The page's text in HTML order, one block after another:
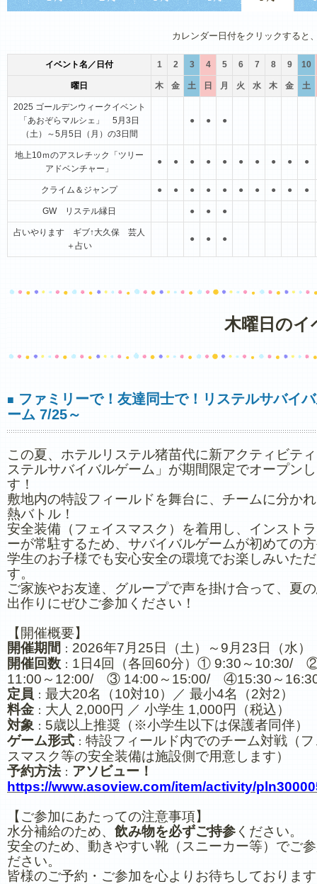
カレンダー日付をクリックすると
イベント名／日付 1 2 3 4 5 6 7 8 9 10
曜日 木 金 土 日 月 火 水 木 金 土
2025 ゴールデンウィークイベント
「あおぞらマルシェ」 5月3日
（土）～5月5日（月）の3日間
● ● ●
地上10ｍのアスレチック「ツリー
アドベンチャー」
● ● ● ● ● ● ● ● ● ●
クライム＆ジャンプ ● ● ● ● ● ● ● ● ● ●
GW リステル縁日 ● ● ●
占いやります ギブ↑大久保 芸人
＋占い
● ● ●
木曜日の
■ ファミリーで！友達同士で！リステルサバイ
ーム 7/25～
この夏、ホテルリステル猪苗代に新アクティビテ
ステルサバイバルゲーム」が期間限定でオープン
す！
敷地内の特設フィールドを舞台に、チームに分か
熱バトル！
安全装備（フェイスマスク）を着用し、インスト
ーが常駐するため、サバイバルゲームが初めての
学生のお子様でも安心安全の環境でお楽しみいた
す。
ご家族やお友達、グループで声を掛け合って、夏
出作りにぜひご参加ください！
【開催概要】
開催期間 ： 2026年7月25日（土）～9月23日（水）
開催回数 ： 1日4回（各回60分）① 9:30～10:30/
11:00～12:00/ ③ 14:00～15:00/ ④15:30～
定員 ： 最大20名（10対10）／ 最小4名（2対2）
料金 ： 大人 2,000円 ／ 小学生 1,000円（税込）
対象 ： 5歳以上推奨（※小学生以下は保護者同伴）
ゲーム形式 ： 特設フィールド内でのチーム対戦（
スマスク等の安全装備は施設側で用意します）
予約方法： アソビュー！
https://www.asoview.com/item/activity/
【ご参加にあたっての注意事項】
水分補給のため、 飲み物を必ずご持参 ください。
安全のため、動きやすい靴（スニーカー等）でご
ださい。
皆様のご予約・ご参加を心よりお待ちしておりま